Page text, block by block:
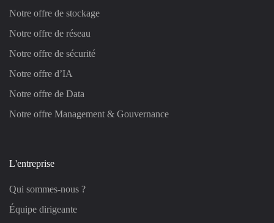
Notre offre de stockage
Notre offre de réseau
Notre offre de sécurité
Notre offre d’IA
Notre offre de Data
Notre offre Management & Gouvernance
L'entreprise
Qui sommes-nous ?
Équipe dirigeante